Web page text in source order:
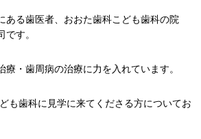
る歯医者、おおた歯科こども歯科の院
す。
・歯周病の治療に力を入れています。
も歯科に見学に来てくださる方についてお